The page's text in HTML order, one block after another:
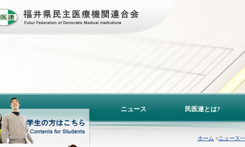
ニュース 民医連とは?
ホーム >ニュース